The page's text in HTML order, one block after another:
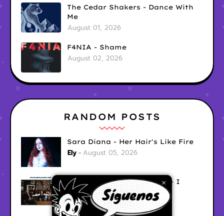
×
The Cedar Shakers - Dance With
Me
August 01, 2026
F4NIA - Shame
August 02, 2026
RANDOM POSTS
Sara Diana - Her Hair's Like Fire
Ely August 05, 2026
Good Vibes Rollercoaster - I
Don't Care
Ely August 05, 2026